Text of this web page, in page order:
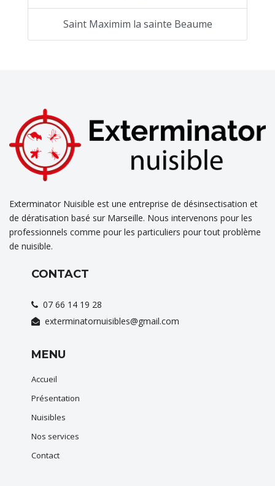
Saint Maximim la sainte Beaume
Exterminator Nuisible est une entreprise de désinsectisation et
de dératisation basé sur Marseille. Nous intervenons pour les
professionnels comme pour les particuliers pour tout problème
de nuisible.
CONTACT
07 66 14 19 28
exterminatornuisibles@gmail.com
MENU
Accueil
Présentation
Nuisibles
Nos services
Contact